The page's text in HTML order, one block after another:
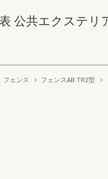
公共エクステリ
フェンス フェンスAB TR2型